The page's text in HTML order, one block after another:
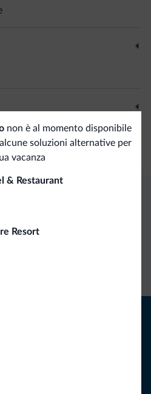
non è al momento disponibile
soluzioni alternative per
vacanza
& Restaurant
Resort